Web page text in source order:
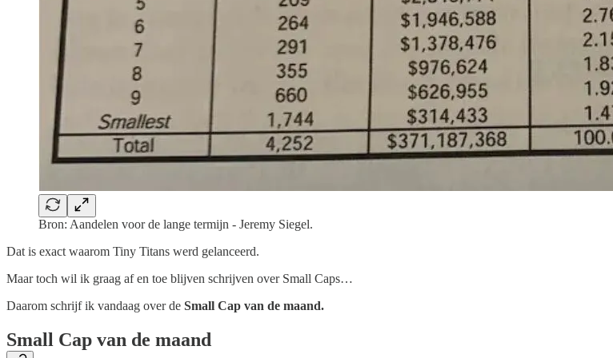
Bron: Aandelen voor de lange termijn - Jeremy Siegel.
Dat is exact waarom Tiny Titans werd gelanceerd.
Maar toch wil ik graag af en toe blijven schrijven over Small Caps…
Daarom schrijf ik vandaag over de Small Cap van de maand.
Small Cap van de maand